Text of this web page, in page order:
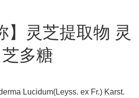
】灵芝提取物 灵
芝多糖
Lucidum(Leyss. ex Fr.) Karst.